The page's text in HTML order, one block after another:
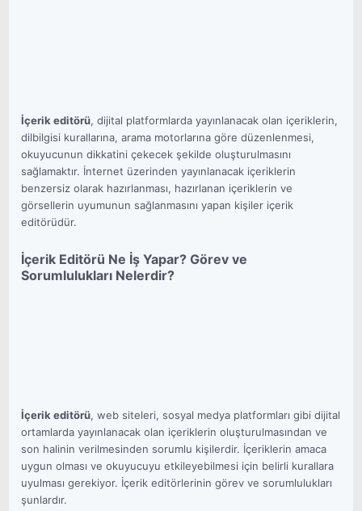
İçerik editörü, dijital platformlarda yayınlanacak olan içeriklerin,
dilbilgisi kurallarına, arama motorlarına göre düzenlenmesi,
okuyucunun dikkatini çekecek şekilde oluşturulmasını
sağlamaktır. İnternet üzerinden yayınlanacak içeriklerin
benzersiz olarak hazırlanması, hazırlanan içeriklerin ve
görsellerin uyumunun sağlanmasını yapan kişiler içerik
editörüdür.
İçerik Editörü Ne İş Yapar? Görev ve
Sorumlulukları Nelerdir?
İçerik editörü, web siteleri, sosyal medya platformları gibi dijital
ortamlarda yayınlanacak olan içeriklerin oluşturulmasından ve
son halinin verilmesinden sorumlu kişilerdir. İçeriklerin amaca
uygun olması ve okuyucuyu etkileyebilmesi için belirli kurallara
uyulması gerekiyor. İçerik editörlerinin görev ve sorumlulukları
şunlardır.